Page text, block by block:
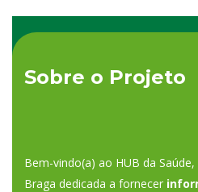
Sobre o Projeto
Bem-vindo(a) ao HUB da
Braga dedicada a fornecer